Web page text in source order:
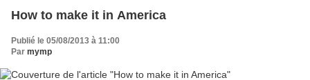
How to make it in America
Publié le 05/08/2013 à 11:00
Par mymp